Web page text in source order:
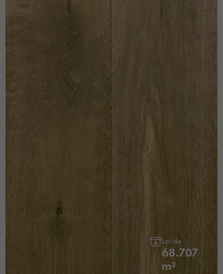
Lot de
68.707
m²